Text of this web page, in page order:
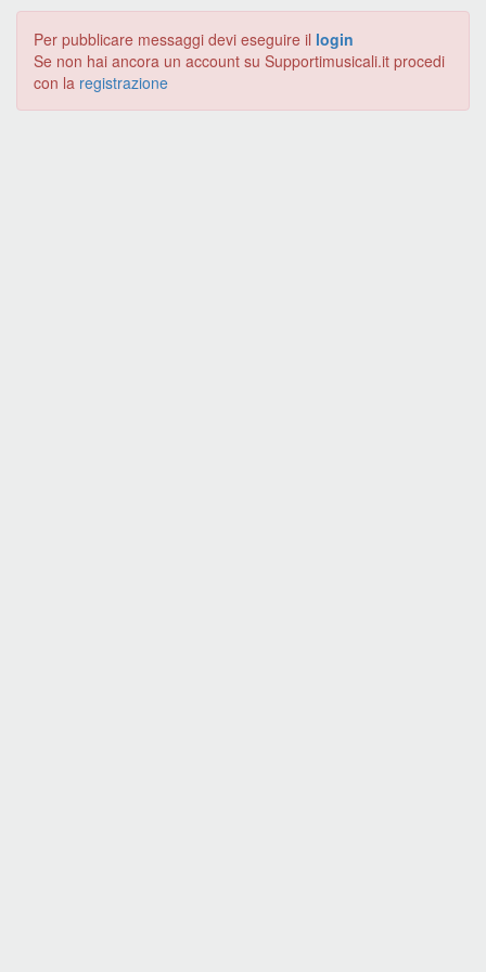
Per pubblicare messaggi devi eseguire il login
Se non hai ancora un account su Supportimusicali.it procedi
con la registrazione